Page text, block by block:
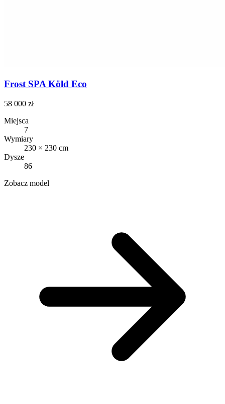
Frost SPA Köld Eco
58 000 zł
Miejsca
7
Wymiary
230 × 230 cm
Dysze
86
Zobacz model